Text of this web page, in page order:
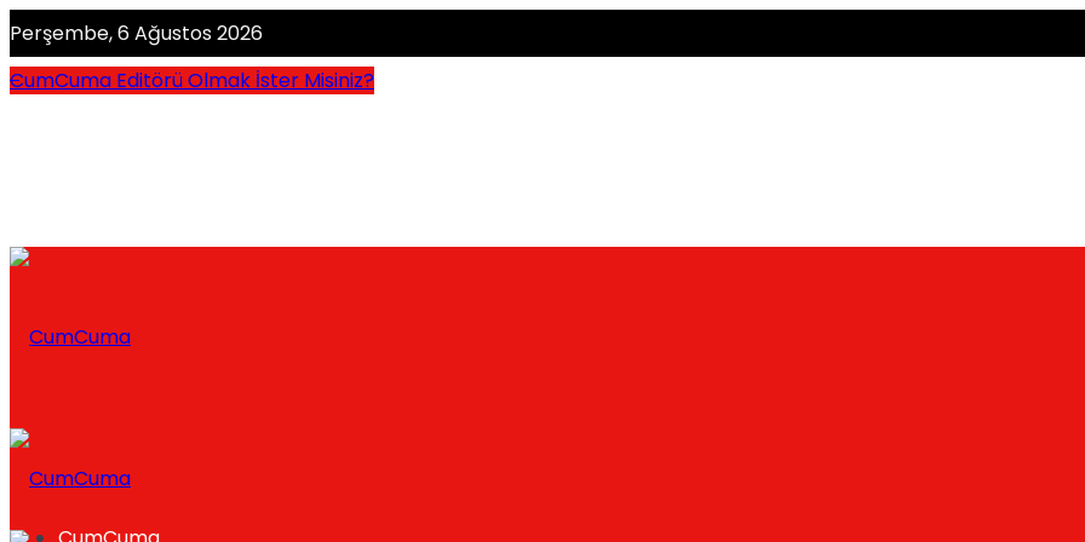
Perşembe, 6 Ağustos 2026
CumCuma Editörü Olmak İster Misiniz?